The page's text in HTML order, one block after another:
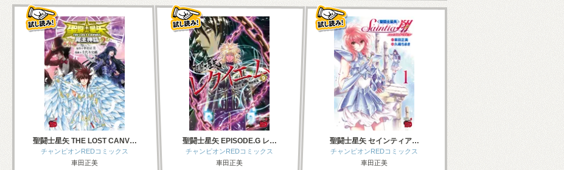
聖闘士星矢 THE LOST CANV…
チャンピオンREDコミックス
車田正美
聖闘士星矢 EPISODE.G レ…
チャンピオンREDコミックス
車田正美
聖闘士星矢 セインティア…
チャンピオンREDコミックス
車田正美